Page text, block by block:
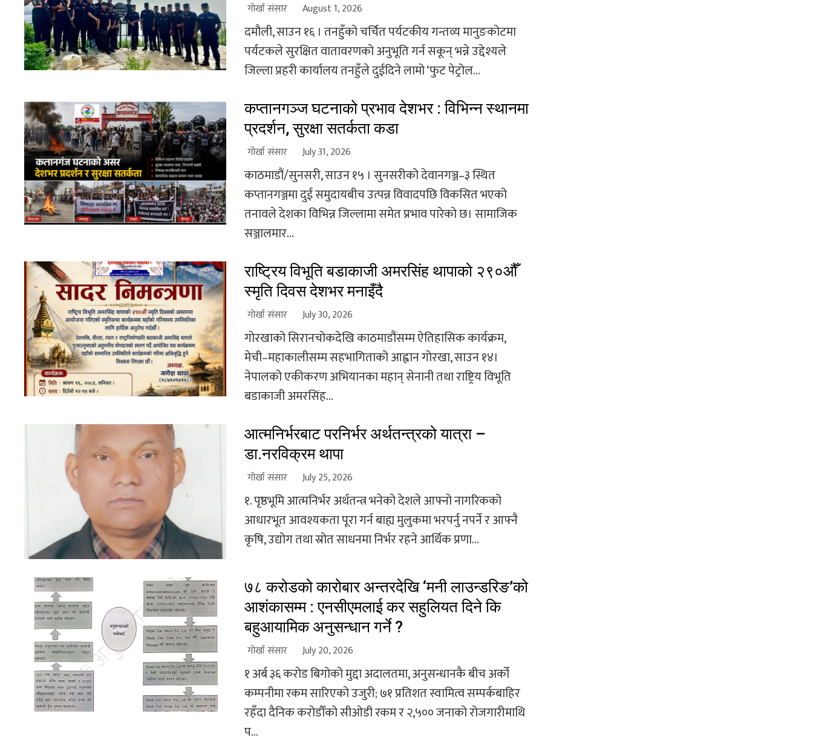
गोर्खा संसार August 1, 2026
दमौली, साउन १६ । तनहुँको चर्चित पर्यटकीय गन्तव्य मानुङकोटमा
पर्यटकले सुरक्षित वातावरणको अनुभूति गर्न सकून् भन्ने उद्देश्यले
जिल्ला प्रहरी कार्यालय तनहुँले दुईदिने लामो ‘फुट पेट्रोल...
कप्तानगञ्ज घटनाको प्रभाव देशभर : विभिन्न स्थानमा
प्रदर्शन, सुरक्षा सतर्कता कडा
गोर्खा संसार July 31, 2026
काठमाडौं/सुनसरी, साउन १५ । सुनसरीको देवानगञ्ज–३ स्थित
कप्तानगञ्जमा दुई समुदायबीच उत्पन्न विवादपछि विकसित भएको
तनावले देशका विभिन्न जिल्लामा समेत प्रभाव पारेको छ। सामाजिक
सञ्जालमार...
राष्ट्रिय विभूति बडाकाजी अमरसिंह थापाको २९०औँ
स्मृति दिवस देशभर मनाइँदै
गोर्खा संसार July 30, 2026
गोरखाको सिरानचोकदेखि काठमाडौंसम्म ऐतिहासिक कार्यक्रम,
मेची–महाकालीसम्म सहभागिताको आह्वान गोरखा, साउन १४।
नेपालको एकीकरण अभियानका महान् सेनानी तथा राष्ट्रिय विभूति
बडाकाजी अमरसिंह...
आत्मनिर्भरबाट परनिर्भर अर्थतन्त्रको यात्रा –
डा.नरविक्रम थापा
गोर्खा संसार July 25, 2026
१. पृष्ठभूमि आत्मनिर्भर अर्थतन्त्र भनेको देशले आफ्नो नागरिकको
आधारभूत आवश्यकता पूरा गर्न बाह्य मुलुकमा भरपर्नु नपर्ने र आफ्नै
कृषि, उद्योग तथा स्रोत साधनमा निर्भर रहने आर्थिक प्रणा...
७८ करोडको कारोबार अन्तरदेखि ‘मनी लाउन्डरिङ’को
आशंकासम्म : एनसीएमलाई कर सहुलियत दिने कि
बहुआयामिक अनुसन्धान गर्ने ?
गोर्खा संसार July 20, 2026
१ अर्ब ३६ करोड बिगोको मुद्दा अदालतमा, अनुसन्धानकै बीच अर्को
कम्पनीमा रकम सारिएको उजुरी; ७१ प्रतिशत स्वामित्व सम्पर्कबाहिर
रहँदा दैनिक करोडौँको सीओडी रकम र २,५०० जनाको रोजगारीमाथि
प...